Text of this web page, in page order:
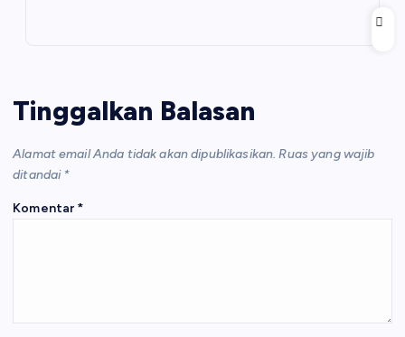
Tinggalkan Balasan
Alamat email Anda tidak akan dipublikasikan. Ruas yang wajib
ditandai *
Komentar *